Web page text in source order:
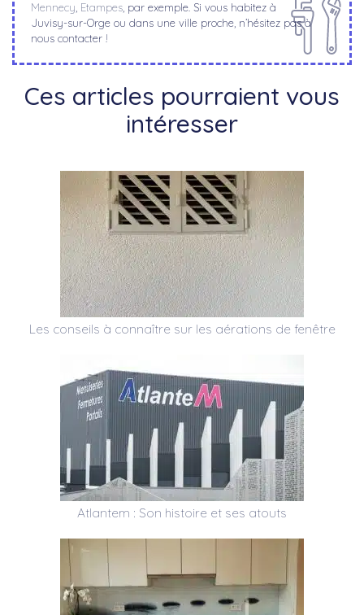
Mennecy Etampes , par exemple. Si vous habitez à
Juvisy-sur-Orge ou dans une ville proche, n’hésitez pas à
nous contacter !
Ces articles pourraient vous
intéresser
Les conseils à connaître sur les aérations de fenêtre
Atlantem : Son histoire et ses atouts